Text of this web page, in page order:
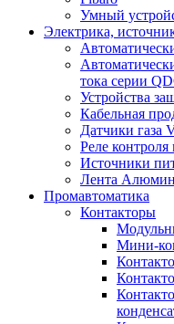
Умный
Электрика,
тока серии
Устройства
Кабельная
Датчики газа
Реле
Источники
Лента
Промавтоматика
Контакторы
Мини-